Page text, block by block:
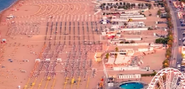
Area riservata espositoriRimini Hotels and
Area riservata